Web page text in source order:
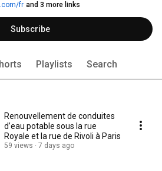
dans toutes les régions, les entreprises
mobilisent les ressources de ses
ouvrages, infrastructures de transport et
aux hommes et aux territoires. Elles
la performance environnementale, sociale
fr and 3 more links
Subscribe
Playlists Search
Renouvellement de conduites
d’eau potable sous la rue
Royale et la rue de Rivoli à Paris
59 views 7 days ago